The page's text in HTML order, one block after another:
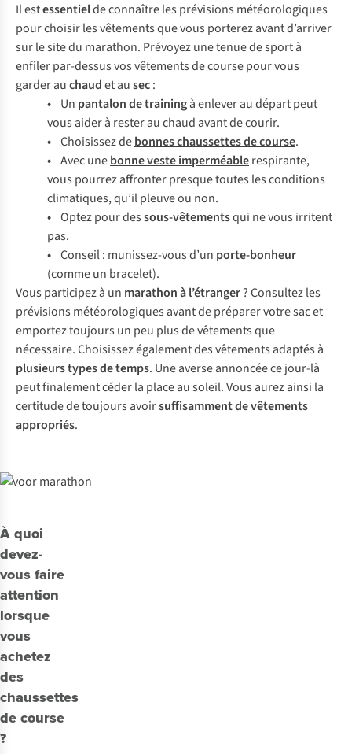
Il estessentielde connaître les prévisions météorologiques
pour choisir les vêtements que vous porterez avant d’arriver
sur le site du marathon. Prévoyez une tenue de sport à
enfiler par-dessus vos vêtements de course pour vous
garder auchaudet ausec:
• Un pantalon de trainingà enlever au départ peut
vous aider à rester au chaud avant de courir.
• Choisissez debonnes chaussettes de course.
• Avec unebonne veste imperméablerespirante,
vous pourrez affronter presque toutes les conditions
climatiques, qu’il pleuve ou non.
• Optez pour dessous-vêtementsqui ne vous irritent
pas.
• Conseil : munissez-vous d’un porte-bonheur
(comme un bracelet).
Vous participez à un marathon à l’étranger? Consultez les
prévisions météorologiques avant de préparer votre sac et
emportez toujours un peu plus de vêtements que
nécessaire. Choisissez également des vêtements adaptés à
plusieurs types de temps. Une averse annoncée ce jour-là
peut finalement céder la place au soleil. Vous aurez ainsi la
certitude de toujours avoirsuffisamment de vêtements
appropriés.
À quoi
devez-
vous faire
attention
lorsque
vous
achetez
des
chaussettes
de course
?